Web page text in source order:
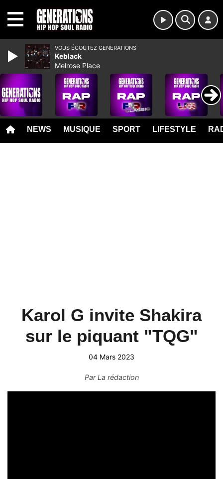
NEWS MUSIQUE SPORT LIFESTYLE
Karol G invite Shakira
sur le piquant "TQG"
04 Mars 2023
ParLa rédaction
VOUS ÉCOUTEZ GENERATIONS
Keblack
Melrose Place